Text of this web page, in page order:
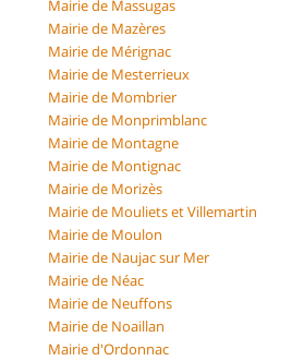
Mairie de Massugas
Mairie de Mazères
Mairie de Mérignac
Mairie de Mesterrieux
Mairie de Mombrier
Mairie de Monprimblanc
Mairie de Montagne
Mairie de Montignac
Mairie de Morizès
Mairie de Mouliets et Villemartin
Mairie de Moulon
Mairie de Naujac sur Mer
Mairie de Néac
Mairie de Neuffons
Mairie de Noaillan
Mairie d'Ordonnac